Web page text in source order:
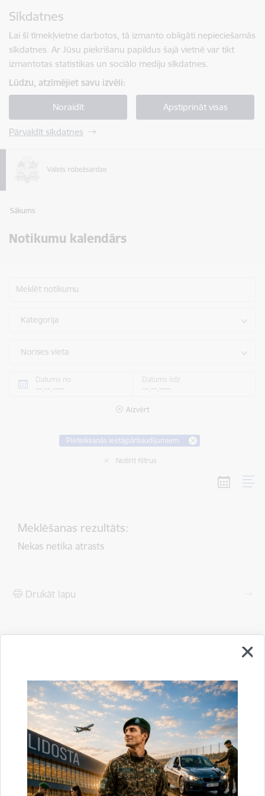
Sīkdatnes
Lai šī tīmekļvietne darbotos, tā izmanto obligāti nepieciešamās
sīkdatnes. Ar Jūsu piekrišanu papildus šajā vietnē var tikt
izmantotas statistikas un sociālo mediju sīkdatnes.
Lūdzu, atzīmējiet savu izvēli:
Noraidīt Apstiprināt visas
Pārvaldīt sīkdatnes
Sākums
Notikumu kalendārs
Meklēt notikumu
Kategorija
Norises vieta
Datums no Datums līdz
Aizvērt
Pieteikšanās iestājpārbaudījumiem
Notīrīt filtrus
Meklēšanas rezultāts:
Nekas netika atrasts
Drukāt lapu